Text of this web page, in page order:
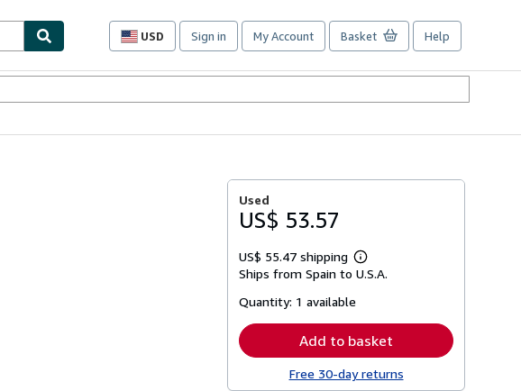
USD
Site
preferences
Sign in My Account Basket Help
Used
US$ 53.57
US$ 55.47 shipping
Learn
more
Ships from Spain to U.S.A.
Quantity: 1 available
Add to basket
Free 30-day returns